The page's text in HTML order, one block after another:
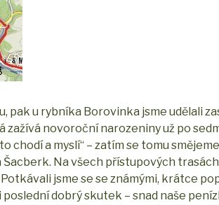
pak u rybníka Borovinka jsme udělali
novoroční narozeniny už po
chodí a myslí“ – zatím se tomu
Na všech přístupových
jsme se se známými, krátce
dobrý skutek – snad naše